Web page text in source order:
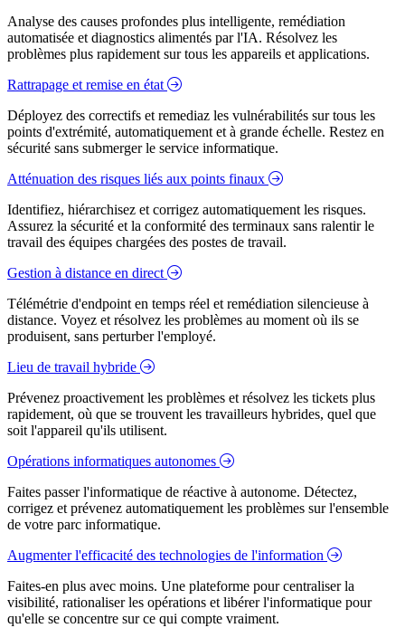
Analyse des causes profondes plus intelligente, remédiation
automatisée et diagnostics alimentés par l'IA. Résolvez les
problèmes plus rapidement sur tous les appareils et applications.
Rattrapage et remise en état
Déployez des correctifs et remediaz les vulnérabilités sur tous les
points d'extrémité, automatiquement et à grande échelle. Restez en
sécurité sans submerger le service informatique.
Atténuation des risques liés aux points finaux
Identifiez, hiérarchisez et corrigez automatiquement les risques.
Assurez la sécurité et la conformité des terminaux sans ralentir le
travail des équipes chargées des postes de travail.
Gestion à distance en direct
Télémétrie d'endpoint en temps réel et remédiation silencieuse à
distance. Voyez et résolvez les problèmes au moment où ils se
produisent, sans perturber l'employé.
Lieu de travail hybride
Prévenez proactivement les problèmes et résolvez les tickets plus
rapidement, où que se trouvent les travailleurs hybrides, quel que
soit l'appareil qu'ils utilisent.
Opérations informatiques autonomes
Faites passer l'informatique de réactive à autonome. Détectez,
corrigez et prévenez automatiquement les problèmes sur l'ensemble
de votre parc informatique.
Augmenter l'efficacité des technologies de l'information
Faites-en plus avec moins. Une plateforme pour centraliser la
visibilité, rationaliser les opérations et libérer l'informatique pour
qu'elle se concentre sur ce qui compte vraiment.